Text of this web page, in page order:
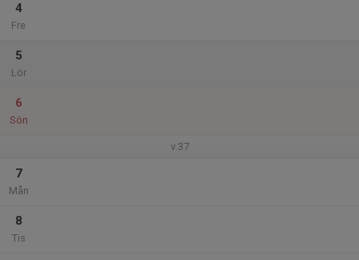
4
Fre
5
Lör
6
Sön
v.37
7
Mån
8
Tis